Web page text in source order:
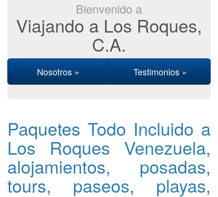
Bienvenido a
Viajando a Los Roques,
C.A.
Nosotros » Testimonios »
Paquetes Todo Incluido a
Los Roques Venezuela,
alojamientos, posadas,
tours, paseos, playas,